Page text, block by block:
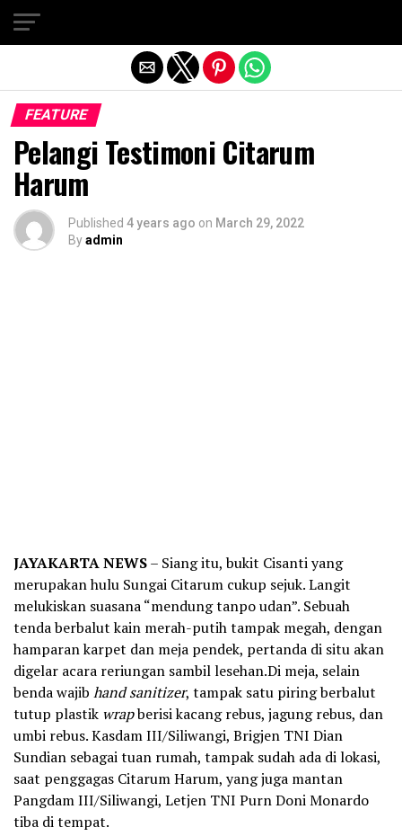
FEATURE
Pelangi Testimoni Citarum
Harum
Published 4 years ago on March 29, 2022
Byadmin
JAYAKARTA NEWS– Siang itu, bukit Cisanti yang
merupakan hulu Sungai Citarum cukup sejuk. Langit
melukiskan suasana “mendung tanpo udan”. Sebuah
tenda berbalut kain merah-putih tampak megah, dengan
hamparan karpet dan meja pendek, pertanda di situ akan
digelar acara reriungan sambil lesehan.Di meja, selain
benda wajib hand sanitizer, tampak satu piring berbalut
tutup plastik wrapberisi kacang rebus, jagung rebus, dan
umbi rebus. Kasdam III/Siliwangi, Brigjen TNI Dian
Sundian sebagai tuan rumah, tampak sudah ada di lokasi,
saat penggagas Citarum Harum, yang juga mantan
Pangdam III/Siliwangi, Letjen TNI Purn Doni Monardo
tiba di tempat.